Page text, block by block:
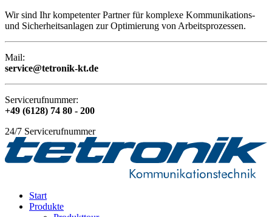
Wir sind Ihr kompetenter Partner für komplexe Kommunikations-
und Sicherheitsanlagen zur Optimierung von Arbeitsprozessen.
Mail:
service@tetronik-kt.de
Servicerufnummer:
+49 (6128) 74 80 - 200
24/7 Servicerufnummer
Start
Produkte